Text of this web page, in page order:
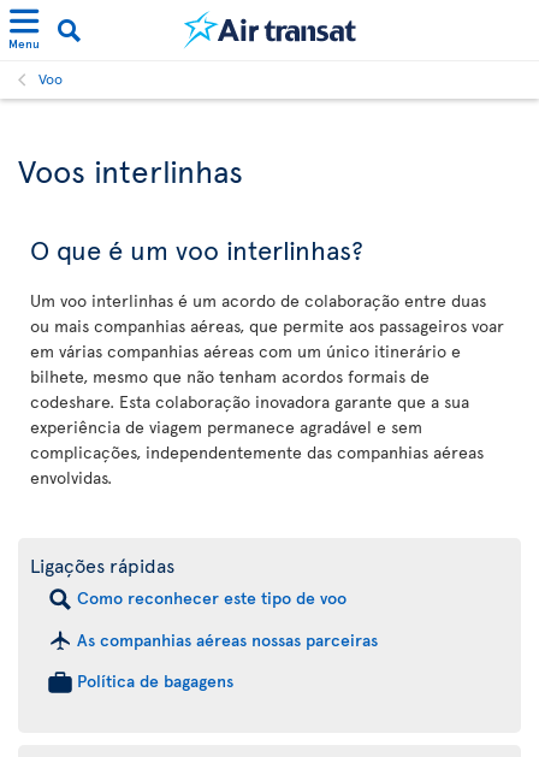
Menu
Voo
Voos interlinhas
O que é um voo interlinhas?
Um voo interlinhas é um acordo de colaboração entre duas
ou mais companhias aéreas, que permite aos passageiros voar
em várias companhias aéreas com um único itinerário e
bilhete, mesmo que não tenham acordos formais de
codeshare. Esta colaboração inovadora garante que a sua
experiência de viagem permanece agradável e sem
complicações, independentemente das companhias aéreas
envolvidas.
Ligações rápidas
Como reconhecer este tipo de voo
As companhias aéreas nossas parceiras
Política de bagagens